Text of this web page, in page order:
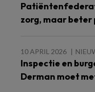
zorg, maar beter
10 APRIL 2026
Inspectie en
Derman moet